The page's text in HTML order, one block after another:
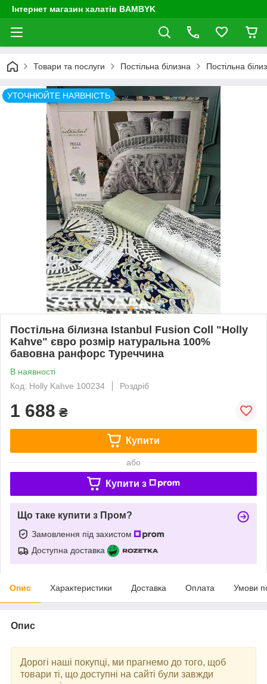
Інтернет магазин халатів BAMBYK
Товари та послуги Постільна білизна Постільна
УТОЧНЮЙТЕ НАЯВНІСТЬ
Постільна білизна Istanbul Fusion Coll "Holly
Kahve" євро розмір натуральна 100%
бавовна ранфорс Туреччина
В наявності
Код: Holly Kahve 100234
Роздріб
1 688 ₴
Купити
або
Купити з
Що таке купити з Пром?
Замовлення під захистом
Доступна доставка
Опис Характеристики Доставка Оплата Умови
Опис
Дорогі наші покупці, ми прагнемо до того, щоб
товари ті, що доступні на сайті були завжди